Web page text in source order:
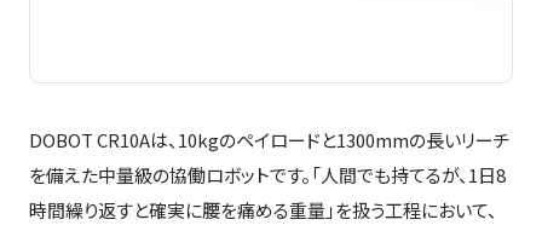
DOBOT CR10Aは、10kgのペイロードと1300mmの長いリーチ
を備えた中量級の協働ロボットです。「人間でも持てるが、1日8
時間繰り返すと確実に腰を痛める重量」を扱う工程において、